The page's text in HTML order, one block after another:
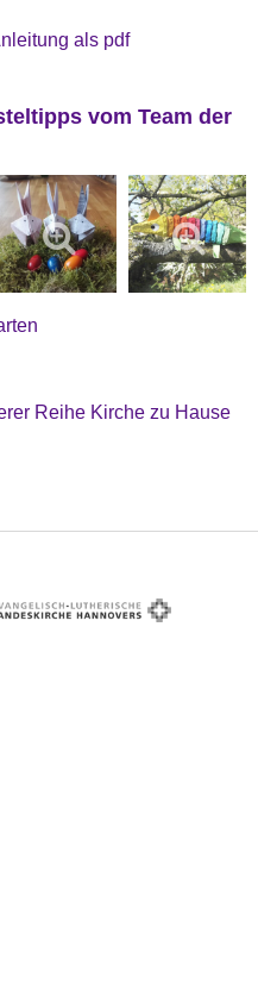
als pdf
vom Team der
Reihe Kirche zu Hause